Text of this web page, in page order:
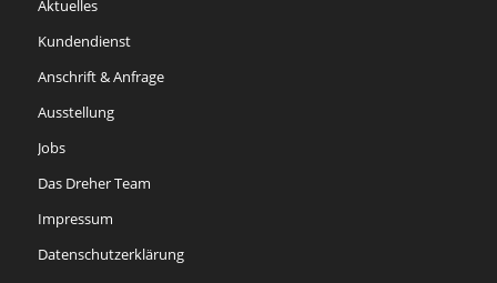
Aktuelles
Kundendienst
Anschrift & Anfrage
Ausstellung
Jobs
Das Dreher Team
Impressum
Datenschutzerklärung